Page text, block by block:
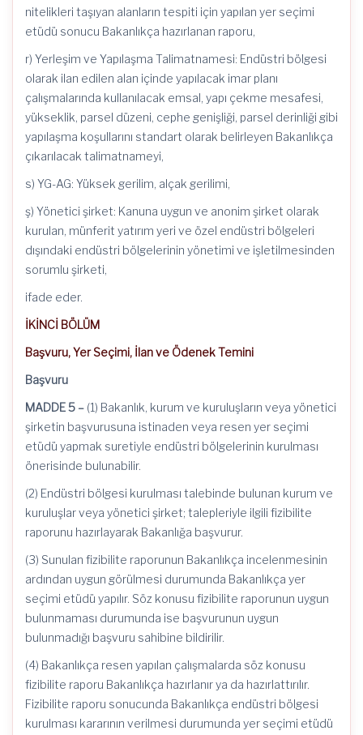
nitelikleri taşıyan alanların tespiti için yapılan yer seçimi
etüdü sonucu Bakanlıkça hazırlanan raporu,
r) Yerleşim ve Yapılaşma Talimatnamesi: Endüstri bölgesi
olarak ilan edilen alan içinde yapılacak imar planı
çalışmalarında kullanılacak emsal, yapı çekme mesafesi,
yükseklik, parsel düzeni, cephe genişliği, parsel derinliği gibi
yapılaşma koşullarını standart olarak belirleyen Bakanlıkça
çıkarılacak talimatnameyi,
s) YG-AG: Yüksek gerilim, alçak gerilimi,
ş) Yönetici şirket: Kanuna uygun ve anonim şirket olarak
kurulan, münferit yatırım yeri ve özel endüstri bölgeleri
dışındaki endüstri bölgelerinin yönetimi ve işletilmesinden
sorumlu şirketi,
ifade eder.
İKİNCİ BÖLÜM
Başvuru, Yer Seçimi, İlan ve Ödenek Temini
Başvuru
MADDE 5 – (1) Bakanlık, kurum ve kuruluşların veya yönetici
şirketin başvurusuna istinaden veya resen yer seçimi
etüdü yapmak suretiyle endüstri bölgelerinin kurulması
önerisinde bulunabilir.
(2) Endüstri bölgesi kurulması talebinde bulunan kurum ve
kuruluşlar veya yönetici şirket; talepleriyle ilgili fizibilite
raporunu hazırlayarak Bakanlığa başvurur.
(3) Sunulan fizibilite raporunun Bakanlıkça incelenmesinin
ardından uygun görülmesi durumunda Bakanlıkça yer
seçimi etüdü yapılır. Söz konusu fizibilite raporunun uygun
bulunmaması durumunda ise başvurunun uygun
bulunmadığı başvuru sahibine bildirilir.
(4) Bakanlıkça resen yapılan çalışmalarda söz konusu
fizibilite raporu Bakanlıkça hazırlanır ya da hazırlattırılır.
Fizibilite raporu sonucunda Bakanlıkça endüstri bölgesi
kurulması kararının verilmesi durumunda yer seçimi etüdü